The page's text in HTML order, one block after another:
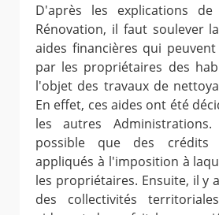
D'après les explications
Rénovation, il faut soulever
aides financières qui
par les propriétaires des
l'objet des travaux de
En effet, ces aides ont été
les autres
possible que des crédits
appliqués à l'imposition à
les propriétaires. Ensuite, il y
des collectivités